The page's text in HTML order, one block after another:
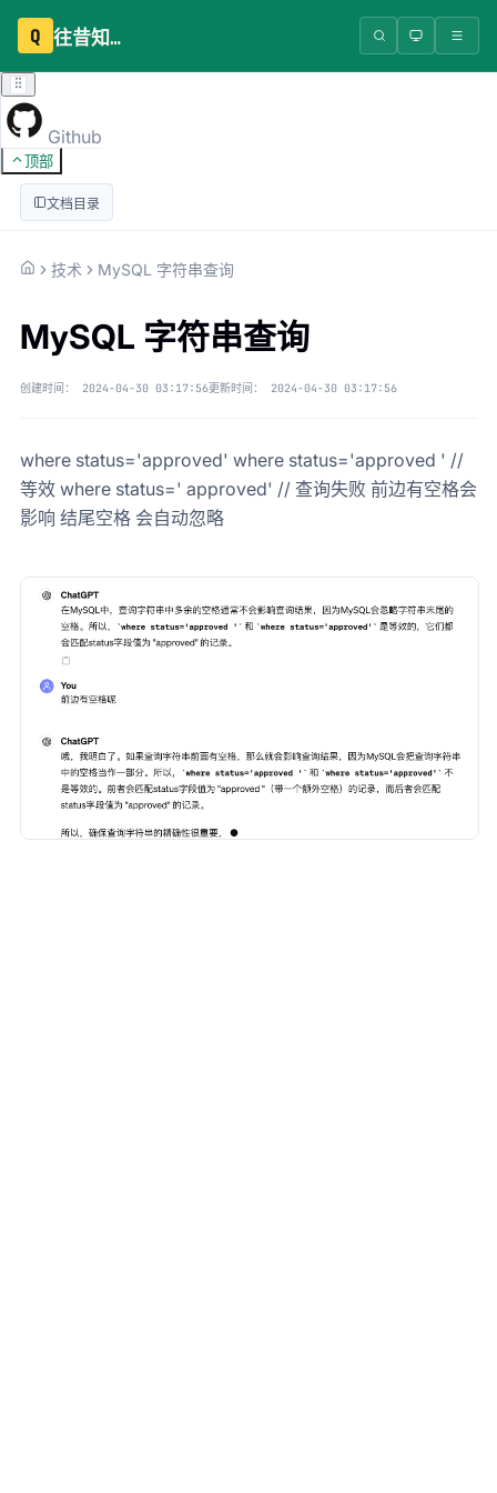
Q 往昔知识库
Github
顶部
文档目录
技术 MySQL 字符串查询
MySQL 字符串查询
创建时间： 2024-04-30 03:17:56更新时间： 2024-04-30 03:17:56
where status='approved' where status='approved ' //
等效 where status=' approved' // 查询失败 前边有空格会
影响 结尾空格 会自动忽略